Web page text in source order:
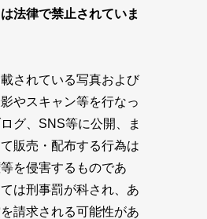
法律で禁止されていま
されている写真および
やスキャン等を行なっ
グ、SNS等に公開、ま
販売・配布する行為は
を侵害するものであ
は刑事罰が科され、あ
請求される可能性があ